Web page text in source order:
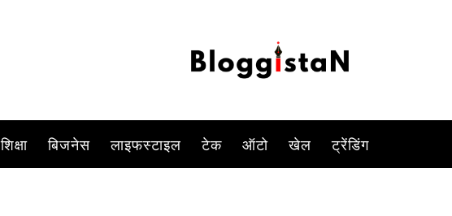
शिक्षा बिजनेस लाइफस्टाइल टेक ऑटो खेल ट्रेंडिंग